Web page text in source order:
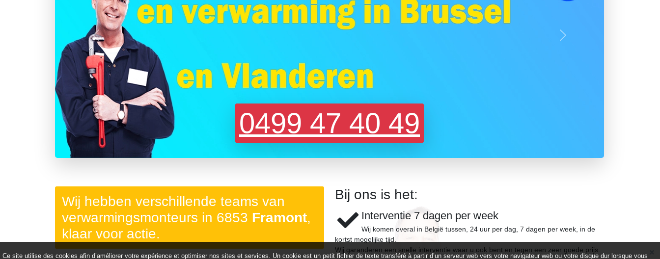
0499 47 40 49
Précédent Suivant
Wij hebben verschillende teams van
verwarmingsmonteurs in 6853 Framont,
klaar voor actie.
Bij ons is het:
Interventie 7 dagen per week
Wij komen overal in België tussen, 24 uur per dag, 7 dagen per week, in de
kortst mogelijke tijd.
Wij garanderen een snelle interventie waar u ook bent en tegen een zeer goede prijs.
Ce site utilise des cookies afin d’améliorer votre expérience et optimiser nos sites et services. Un cookie est un petit fichier de texte transféré à partir d’un serveur web vers votre navigateur web ou votre disque dur lorsque vous